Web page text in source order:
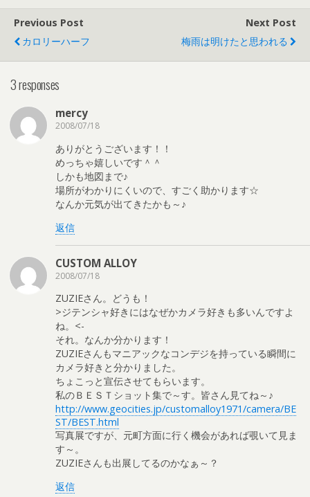
Previous Post
カロリーハーフ
Next Post
梅雨は明けたと思われる
3 responses
mercy
2008/07/18
ありがとうございます！！
めっちゃ嬉しいです＾＾
しかも地図まで♪
場所がわかりにくいので、すごく助かります☆
なんか元気が出てきたかも～♪
返信
CUSTOM ALLOY
2008/07/18
ZUZIEさん。どうも！
>ジテンシャ好きにはなぜかカメラ好きも多いんですよ
ね。<-
それ。なんか分かります！
ZUZIEさんもマニアックなコンデジを持っている瞬間に
カメラ好きと分かりました。
ちょこっと宣伝させてもらいます。
私のＢＥＳＴショット集で～す。皆さん見てね～♪
http://www.geocities.jp/customalloy1971/camera/BE
ST/BEST.html
写真展ですが、元町方面に行く機会があれば覗いて見ま
す～。
ZUZIEさんも出展してるのかなぁ～？
返信